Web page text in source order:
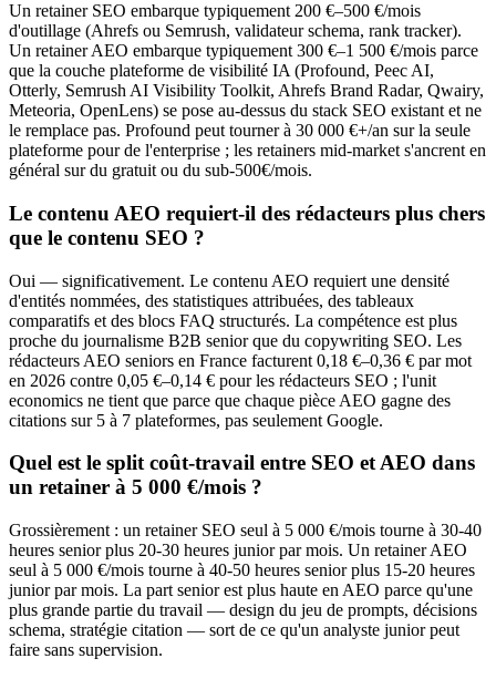
Un retainer SEO embarque typiquement 200 €–500 €/mois
d'outillage (Ahrefs ou Semrush, validateur schema, rank tracker).
Un retainer AEO embarque typiquement 300 €–1 500 €/mois parce
que la couche plateforme de visibilité IA (Profound, Peec AI,
Otterly, Semrush AI Visibility Toolkit, Ahrefs Brand Radar, Qwairy,
Meteoria, OpenLens) se pose au-dessus du stack SEO existant et ne
le remplace pas. Profound peut tourner à 30 000 €+/an sur la seule
plateforme pour de l'enterprise ; les retainers mid-market s'ancrent en
général sur du gratuit ou du sub-500€/mois.
Le contenu AEO requiert-il des rédacteurs plus chers
que le contenu SEO ?
Oui — significativement. Le contenu AEO requiert une densité
d'entités nommées, des statistiques attribuées, des tableaux
comparatifs et des blocs FAQ structurés. La compétence est plus
proche du journalisme B2B senior que du copywriting SEO. Les
rédacteurs AEO seniors en France facturent 0,18 €–0,36 € par mot
en 2026 contre 0,05 €–0,14 € pour les rédacteurs SEO ; l'unit
economics ne tient que parce que chaque pièce AEO gagne des
citations sur 5 à 7 plateformes, pas seulement Google.
Quel est le split coût-travail entre SEO et AEO dans
un retainer à 5 000 €/mois ?
Grossièrement : un retainer SEO seul à 5 000 €/mois tourne à 30-40
heures senior plus 20-30 heures junior par mois. Un retainer AEO
seul à 5 000 €/mois tourne à 40-50 heures senior plus 15-20 heures
junior par mois. La part senior est plus haute en AEO parce qu'une
plus grande partie du travail — design du jeu de prompts, décisions
schema, stratégie citation — sort de ce qu'un analyste junior peut
faire sans supervision.